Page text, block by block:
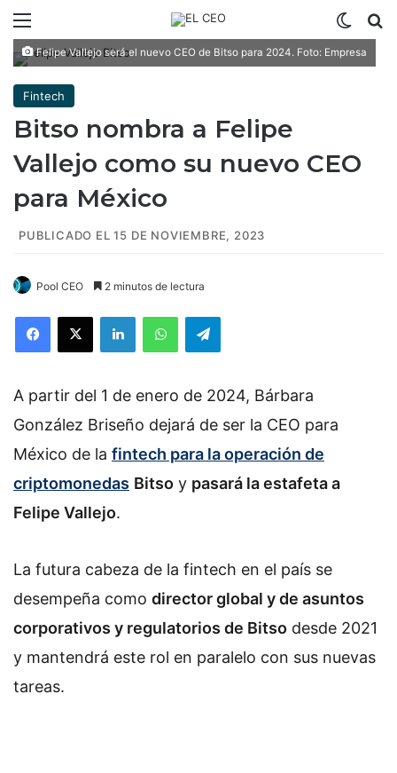
Felipe Vallejo será el nuevo CEO de Bitso para 2024. Foto: Empresa
Fintech
Bitso nombra a Felipe
Vallejo como su nuevo CEO
para México
PUBLICADO EL 15 DE NOVIEMBRE, 2023
Pool CEO 2 minutos de lectura
A partir del 1 de enero de 2024, Bárbara
González Briseño dejará de ser la CEO para
México de la fintech para la operación de
criptomonedas Bitso y pasará la estafeta a
Felipe Vallejo.
La futura cabeza de la fintech en el país se
desempeña como director global y de asuntos
corporativos y regulatorios de Bitso desde 2021
y mantendrá este rol en paralelo con sus nuevas
tareas.